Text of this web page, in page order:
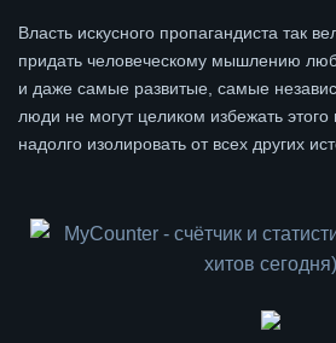
Власть искусного пропагандиста так
придать человеческому мышлению
и даже самые развитые, самые
люди не могут целиком избежать
надолго изолировать от всех других